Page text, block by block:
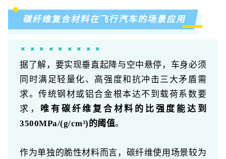
碳纤维复合材料在飞行汽车的场景应用
据了解，要实现垂直起降与空中悬停，车身必须
同时满足轻量化、高强度和抗冲击三大矛盾需
求。传统钢材或铝合金根本达不到载荷系数要
求， 唯有碳纤维复合材料的比强度能达到
3500MPa/(g/cm³)的阈值。
作为单独的脆性材料而言，碳纤维使用场景较为